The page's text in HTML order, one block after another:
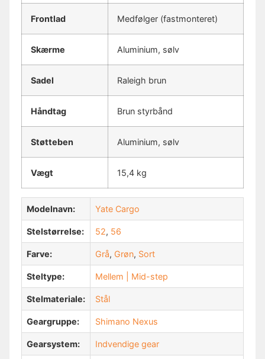
Frontlad Medfølger (fastmonteret)
Skærme Aluminium, sølv
Sadel Raleigh brun
Håndtag Brun styrbånd
Støtteben Aluminium, sølv
Vægt 15,4 kg
Modelnavn: Yate Cargo
Stelstørrelse: 52, 56
Farve: Grå, Grøn, Sort
Steltype: Mellem | Mid-step
Stelmateriale: Stål
Geargruppe: Shimano Nexus
Gearsystem: Indvendige gear